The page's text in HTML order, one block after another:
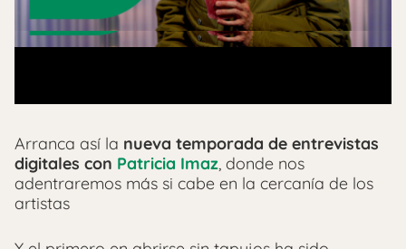
Arranca así la nueva temporada de entrevistas
digitales con Patricia Imaz, donde nos
adentraremos más si cabe en la cercanía de los
artistas